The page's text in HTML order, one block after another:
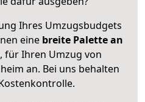
Ihres Umzugsbudgets
eine breite Palette an
, für Ihren Umzug von
an. Bei uns behalten